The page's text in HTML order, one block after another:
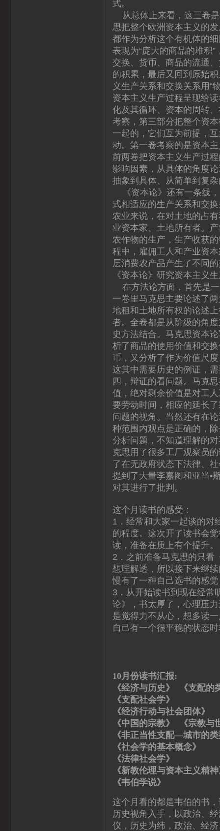
式。
从总体上来看，这三卷是
思把整个欧洲资本主义的
都作为分析这个有机体的
表现为“庞大的商品的堆积
交换、货币、商品的流通
的积累，最后又回到原始
义生产关系和交换关系用“
资本主义生产过程呈现给
化及其循环、资本的周转
考察，第三部分把整个资
一起的，它们互为前提，
动。第一卷考察的是资本
前两卷把资本主义生产过
影响因素，从具体的角度
抽象到具体、从简单到复
《资本论》还有一条线，
式相适应的生产关系和交
农业来说，在对土地的占
业资本家、土地所有者。
农作物的生产，生产收获
程中，雇佣工人和产业资
层消费农产品产生了不同
《资本论》研究资本主义
在方法论方面，首先是一
一卷里马克思主要论述了
地租和土地所有权的论述
者。全卷都是从阶级的角
史方法结合。马克思资本
析了商品的使用价值和交
币，又分析了作为价值尺
这其中需要历史的例证，
四，辩证的看问题。马克
值，绝对剩余价值是对工
要劳动时间，相应的延长
问题的视角。当然还有在
种范围内观点是正确的，
分析问题，不知道理解的
克思用了很多工厂观察员
了在无政府状态下法律、
提到了大量李嘉图和亚当•
对其进行了批判。
这个月读书的感受：
1．经常和大家一起谈的对
的程度。这次开了读书会
读，准备在质上有个提升。
2．之前准备马克思的只看
想理解透，所以接下来继
慢有了一种自己选书的感
3．从开始读书到现在经常
论》，书太厚了，心理压
是觉得力不从心，想多读
自己有一个很平稳的状态
10月份读书汇报:
《经济与历史》 《支配
《支配社会学》
《经济行动与社会团
《中国的宗教》 《宗教
《非正当性支配—城市
《社会学的基本概
《法律社会学》
《新教伦理与资本主
《韦伯学说》 顾
这个月看的都是韦伯的书
历史视角入手，以政治、
仪，历史为纬，政治、经